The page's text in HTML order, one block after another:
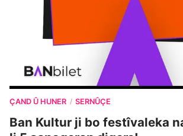
ÇAND Û HUNER / SERNÛÇE
Ban Kultur ji bo festîvaleka